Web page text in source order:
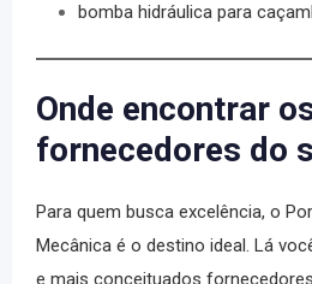
bomba hidráulica para
Onde encontrar
fornecedores do
Para quem busca excelência, o
Mecânica é o destino ideal. Lá
e mais conceituados